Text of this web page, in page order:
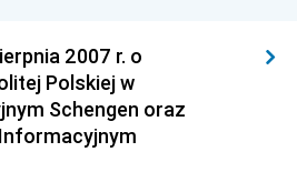
2007 r. o
Polskiej w
Schengen oraz